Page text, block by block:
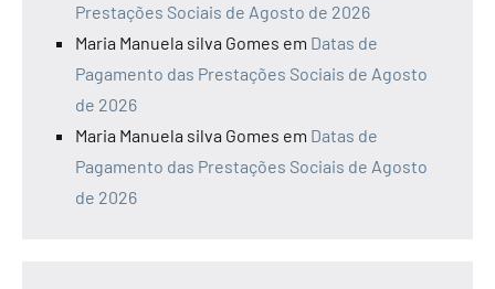
Prestações Sociais de Agosto de 2026
Maria Manuela silva Gomes em Datas de
Pagamento das Prestações Sociais de Agosto
de 2026
Maria Manuela silva Gomes em Datas de
Pagamento das Prestações Sociais de Agosto
de 2026